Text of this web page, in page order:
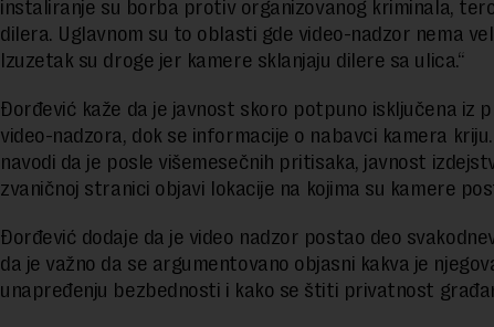
instaliranje su borba protiv organizovanog kriminala,
dilera. Uglavnom su to oblasti gde video-nadzor nema
Izuzetak su droge jer kamere sklanjaju dilere sa ulica.“
Đorđević kaže da je javnost skoro potpuno isključena iz
video-nadzora, dok se informacije o nabavci kamera
navodi da je posle višemesečnih pritisaka, javnost
zvaničnoj stranici objavi lokacije na kojima su kamere
Đorđević dodaje da je video nadzor postao deo
da je važno da se argumentovano objasni kakva je
unapređenju bezbednosti i kako se štiti privatnost